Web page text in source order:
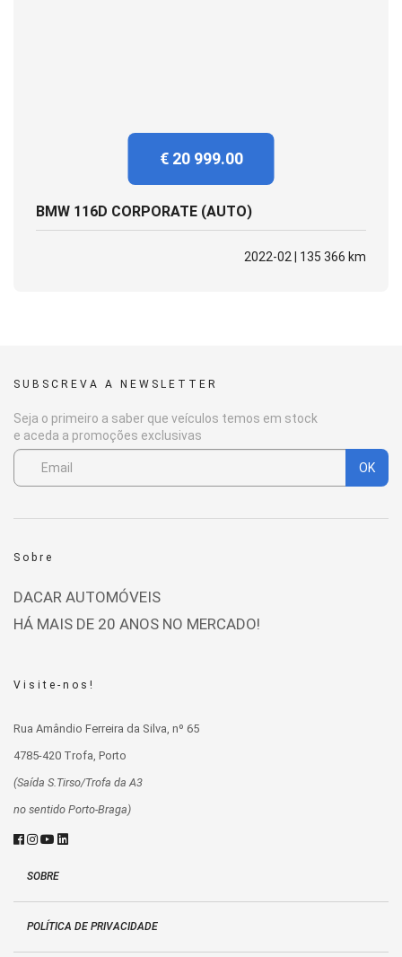
€ 20 999.00
BMW 116D CORPORATE (AUTO)
2022-02 | 135 366 km
SUBSCREVA A NEWSLETTER
Seja o primeiro a saber que veículos temos em stock
e aceda a promoções exclusivas
OK
Sobre
DACAR AUTOMÓVEIS
HÁ MAIS DE 20 ANOS NO MERCADO!
Visite-nos!
Rua Amândio Ferreira da Silva, nº 65
4785-420 Trofa, Porto
(Saída S.Tirso/Trofa da A3
no sentido Porto-Braga)
SOBRE
POLÍTICA DE PRIVACIDADE